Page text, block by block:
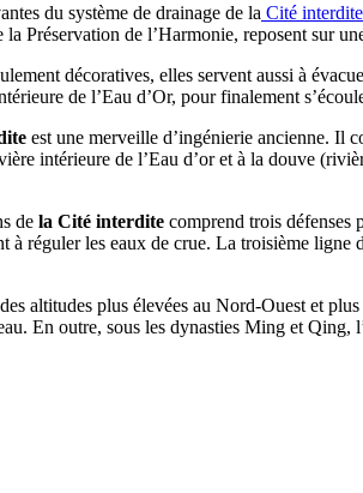
du système de drainage de la Cité interdite
Préservation de l’Harmonie, reposent sur
décoratives, elles servent aussi à
de l’Eau d’Or, pour finalement
est une merveille d’ingénierie ancienne. Il
intérieure de l’Eau d’or et à la douve
de la Cité interdite comprend trois défenses
à réguler les eaux de crue. La troisième
altitudes plus élevées au Nord-Ouest et
En outre, sous les dynasties Ming et Qing,